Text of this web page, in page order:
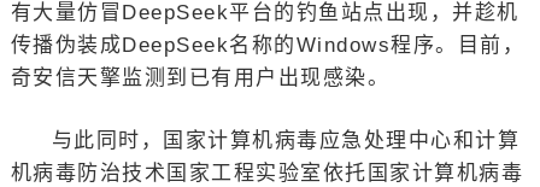
有大量仿冒DeepSeek平台的钓鱼站点出现，并趁机
传播伪装成DeepSeek名称的Windows程序。目前，
奇安信天擎监测到已有用户出现感染。
与此同时，国家计算机病毒应急处理中心和计算
机病毒防治技术国家工程实验室依托国家计算机病毒